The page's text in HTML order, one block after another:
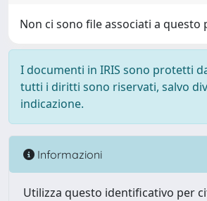
Non ci sono file associati a questo
I documenti in IRIS sono protetti
tutti i diritti sono riservati, salvo
indicazione.
Informazioni
Utilizza questo identificativo per